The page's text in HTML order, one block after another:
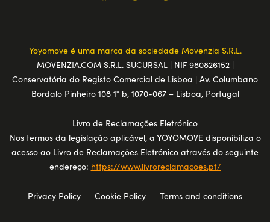
Yoyomove é uma marca da sociedade Movenzia S.R.L.
MOVENZIA.COM S.R.L. SUCURSAL | NIF 980826152 |
Conservatória do Registo Comercial de Lisboa | Av. Columbano
Bordalo Pinheiro 108 1° b, 1070-067 – Lisboa, Portugal
Livro de Reclamações Eletrónico
Nos termos da legislação aplicável, a YOYOMOVE disponibiliza o
acesso ao Livro de Reclamações Eletrónico através do seguinte
endereço: https://www.livroreclamacoes.pt/
Privacy Policy Cookie Policy Terms and conditions